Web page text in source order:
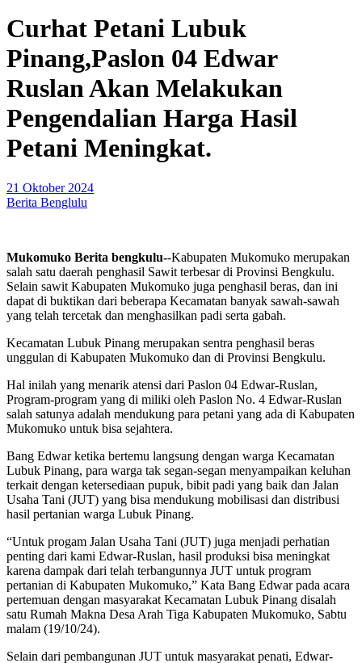
Curhat Petani Lubuk
Pinang,Paslon 04 Edwar
Ruslan Akan Melakukan
Pengendalian Harga Hasil
Petani Meningkat.
21 Oktober 2024
Berita Benglulu
Mukomuko Berita bengkulu--Kabupaten Mukomuko merupakan
salah satu daerah penghasil Sawit terbesar di Provinsi Bengkulu.
Selain sawit Kabupaten Mukomuko juga penghasil beras, dan ini
dapat di buktikan dari beberapa Kecamatan banyak sawah-sawah
yang telah tercetak dan menghasilkan padi serta gabah.
Kecamatan Lubuk Pinang merupakan sentra penghasil beras
unggulan di Kabupaten Mukomuko dan di Provinsi Bengkulu.
Hal inilah yang menarik atensi dari Paslon 04 Edwar-Ruslan,
Program-program yang di miliki oleh Paslon No. 4 Edwar-Ruslan
salah satunya adalah mendukung para petani yang ada di Kabupaten
Mukomuko untuk bisa sejahtera.
Bang Edwar ketika bertemu langsung dengan warga Kecamatan
Lubuk Pinang, para warga tak segan-segan menyampaikan keluhan
terkait dengan ketersediaan pupuk, bibit padi yang baik dan Jalan
Usaha Tani (JUT) yang bisa mendukung mobilisasi dan distribusi
hasil pertanian warga Lubuk Pinang.
“Untuk progam Jalan Usaha Tani (JUT) juga menjadi perhatian
penting dari kami Edwar-Ruslan, hasil produksi bisa meningkat
karena dampak dari telah terbangunnya JUT untuk program
pertanian di Kabupaten Mukomuko,” Kata Bang Edwar pada acara
pertemuan dengan masyarakat Kecamatan Lubuk Pinang disalah
satu Rumah Makna Desa Arah Tiga Kabupaten Mukomuko, Sabtu
malam (19/10/24).
Selain dari pembangunan JUT untuk masyarakat penati, Edwar-